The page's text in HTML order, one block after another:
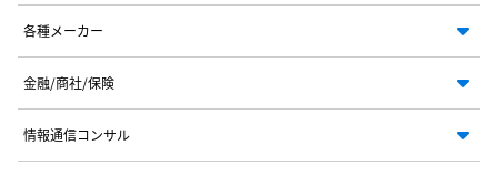
各種メーカー
金融/商社/保険
情報通信コンサル